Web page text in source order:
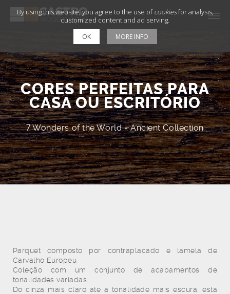
CORES PERFEITAS PARA
CASA OU ESCRITÓRIO
7 Wonders of the World - Ancient Collection
Parquet composto por contraplacado e lamela de
Carvalho Europeu
Coleção com um conjunto de acabamentos de
tonalidades variadas.
Do cinza mais claro até á tonalidade mais escura, esta
By using this website, you agree to the use ofcookiesfor analysis,
customized content and ad serving.
OK MORE INFO